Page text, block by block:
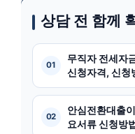
상담 전 함께
01
무직자 전세자
신청자격, 신청
02
안심전환대출
요서류 신청방